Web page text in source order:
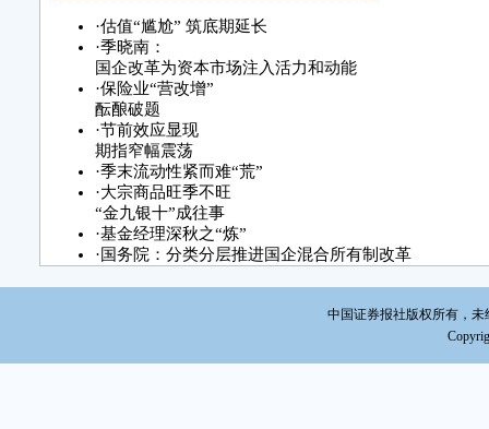
·估值“尴尬” 筑底期延长
·季晓南：
国企改革为资本市场注入活力和动能
·保险业“营改增”
酝酿破题
·节前效应显现
期指窄幅震荡
·季末流动性紧而难“荒”
·大宗商品旺季不旺
“金九银十”成往事
·基金经理深秋之“炼”
· 国务院：分类分层推进国企混合所有制改革
制图/韩景丰 数据来源/Wind资讯中国证券报社版权所有，未